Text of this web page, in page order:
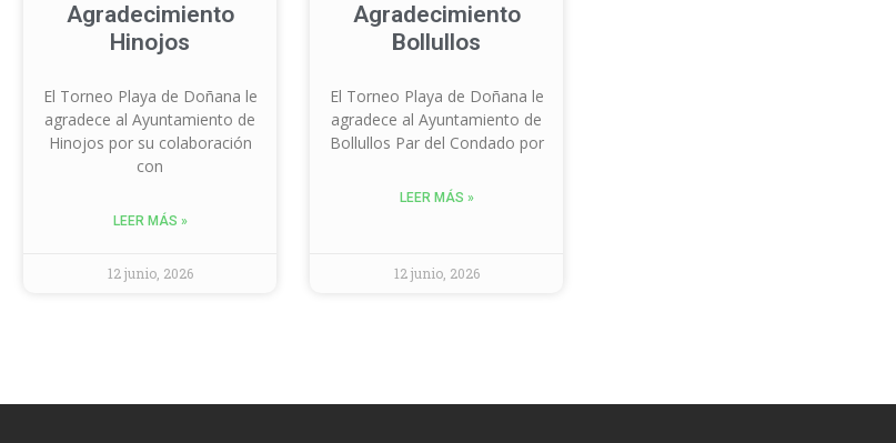
Agradecimiento
Hinojos
El Torneo Playa de Doñana le
agradece al Ayuntamiento de
Hinojos por su colaboración
con
LEER MÁS »
12 junio, 2026
Agradecimiento
Bollullos
El Torneo Playa de Doñana le
agradece al Ayuntamiento de
Bollullos Par del Condado por
LEER MÁS »
12 junio, 2026